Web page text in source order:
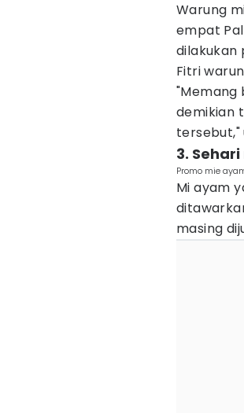
Warung
empat
dilakukan
Fitri
"Memang
demikian
tersebut,"
3.
Promo mie
Mi ayam
masing